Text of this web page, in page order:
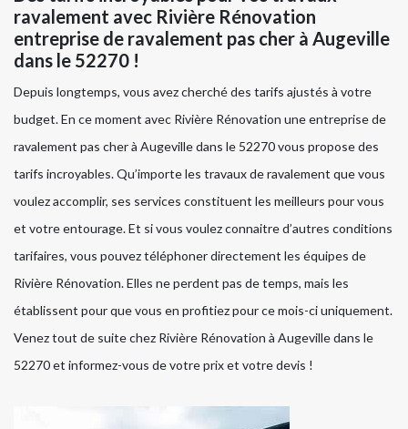
ravalement avec Rivière Rénovation
entreprise de ravalement pas cher à Augeville
dans le 52270 !
Depuis longtemps, vous avez cherché des tarifs ajustés à votre
budget. En ce moment avec Rivière Rénovation une entreprise de
ravalement pas cher à Augeville dans le 52270 vous propose des
tarifs incroyables. Qu’importe les travaux de ravalement que vous
voulez accomplir, ses services constituent les meilleurs pour vous
et votre entourage. Et si vous voulez connaitre d’autres conditions
tarifaires, vous pouvez téléphoner directement les équipes de
Rivière Rénovation. Elles ne perdent pas de temps, mais les
établissent pour que vous en profitiez pour ce mois-ci uniquement.
Venez tout de suite chez Rivière Rénovation à Augeville dans le
52270 et informez-vous de votre prix et votre devis !